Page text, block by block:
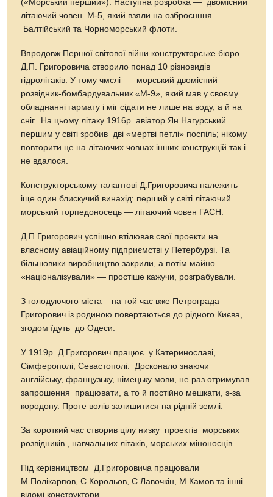
(«Морський перший»). Наступна розробка — двомісний
літаючий човен М-5, який взяли на озброєнння
Балтійський та Чорноморський флоти.
Впродовж Першої світової війни конструкторське бюро
Д.П. Григоровича створило понад 10 різновидів
гідролітаків. У тому чмслі — морський двомісний
розвідник-бомбардувальник «М-9», який мав у своєму
обладнанні гармату і міг сідати не лише на воду, а й на
сніг. На цьому літаку 1916р. авіатор Ян Нагурський
першим у світі зробив дві «мертві петлі» поспіль; нікому
повторити це на літаючих човнах інших конструкцій так і
не вдалося.
Конструкторському талантові Д.Григоровича належить
іще один блискучий винахід: перший у світі літаючий
морський торпедоносець — літаючий човен ГАСН.
Д.П.Григорович успішно втілював свої проекти на
власному авіаційному підприємстві у Петербурзі. Та
більшовики виробництво закрили, а потім майно
«націоналізували» — простіше кажучи, розграбували.
З голодуючого міста – на той час вже Петрограда –
Григорович із родиною повертаються до рідного Києва,
згодом їдуть до Одеси.
У 1919р. Д.Григорович працює у Катеринославі,
Сімферополі, Севастополі. Досконало знаючи
англійську, французьку, німецьку мови, не раз отримував
запрошення працювати, а то й постійно мешкати, з-за
кородону. Проте волів залишитися на рідній землі.
За короткий час створив цілу низку проектів морських
розвідників , навчальних літаків, морських міноносців.
Під керівництвом Д.Григоровича працювали
М.Полікарпов, С.Корольов, С.Лавочкін, М.Камов та інші
відомі конструктори.